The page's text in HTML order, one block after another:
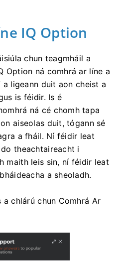
IQ Option
chun teagmháil a
Option ná comhrá ar líne a
ligeann duit aon cheist a
is féidir. Is é
ná cé chomh tapa
aiseolas duit, tógann sé
a fháil. Ní féidir leat
theachtaireacht i
maith leis sin, ní féidir leat
a sheoladh.
chlárú chun Comhrá Ar